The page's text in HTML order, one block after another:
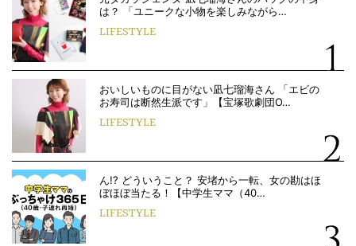
は？ 「ユニークな小物を楽しみながら…
LIFESTYLE
おいしいものに目がない凪七瑠海さん 「エビの
お寿司は断然生派です」【宝塚歌劇団O…
LIFESTYLE
ん!? どういうこと？ 安堵から一転、女の勘はほ
ぼほぼ当たる！【中学生ママ（40…
LIFESTYLE